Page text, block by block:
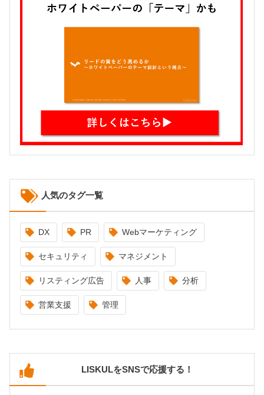
人気のタグ一覧
DX PR Webマーケティング
セキュリティ マネジメント
リスティング広告 人事 分析
営業支援 管理
LISKULをSNSで応援する！